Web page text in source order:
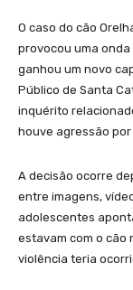
O caso do cão
provocou uma
ganhou um novo
Público de Santa
inquérito
houve agressão
A decisão ocorre
entre imagens,
adolescentes
estavam com o cão
violência teria